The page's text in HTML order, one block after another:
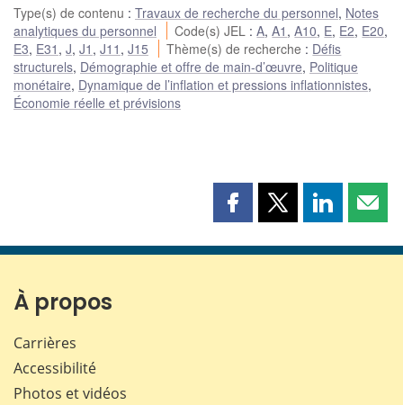
Type(s) de contenu : Travaux de recherche du personnel, Notes
analytiques du personnel
Code(s) JEL :A,A1 ,A10, E, E2, E20,
E3, E31 , J, J1 , J11 , J15 Thème(s) de recherche : Défis
structurels, Démographie et offre de main-d’œuvre, Politique
monétaire, Dynamique de l’inflation et pressions inflationnistes,
Économie réelle et prévisions
Partager
page
Partager
page
Partager
page page
À propos
Carrières
Accessibilité
Photos et vidéos